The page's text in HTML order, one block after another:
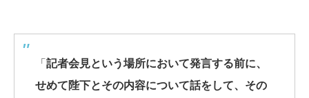
「 記者会見という場所において発言する前に、
せめて陛下とその内容について話をして、その